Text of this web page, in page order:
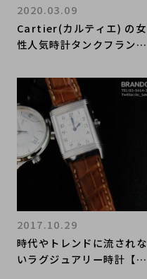
Cartier(カルティエ) の女
性人気時計タンクフランセ
ンドコレクト表参道店】
2020.03.09
時代やトレンドに流されな
いラグジュアリー時計【J
2017.10.29